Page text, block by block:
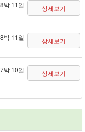
8박 11일 상세보기
8박 11일 상세보기
7박 10일 상세보기